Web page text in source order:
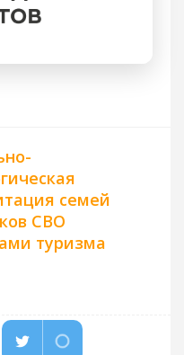
семей
СВО
туризма